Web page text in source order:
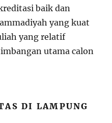
baik dan
yang kuat
yang relatif
utama calon
DI LAMPUNG